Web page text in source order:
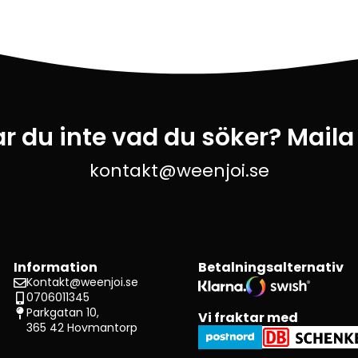
du inte vad du söker?
kontakt@weenjoi.se
Information
Kontakt@weenjoi.se
0706011345
Parkgatan 10,
365 42 Hovmantorp
Betalningsalternativ
Vi fraktar med